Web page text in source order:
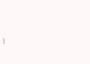
|